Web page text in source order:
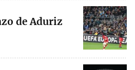
de Aduriz